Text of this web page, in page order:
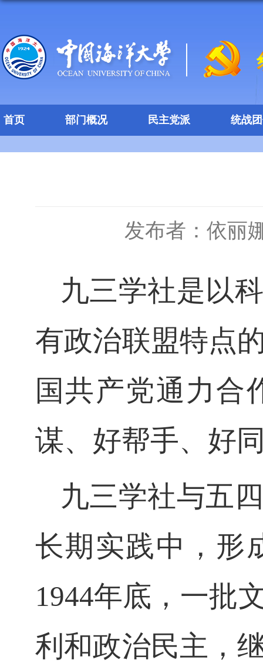
首页 部门概况 民主党派 统战
发布者：依丽
九三学社是以
有政治联盟特点
国共产党通力合
谋、好帮手、好
九三学社与五
长期实践中，形
1944年底，一批
利和政治民主，